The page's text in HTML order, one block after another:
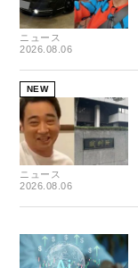
ニュース
2026.08.06
NEW
ニュース
2026.08.06